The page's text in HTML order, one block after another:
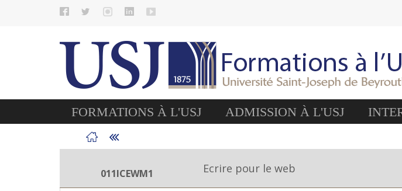
FORMATIONS À L'USJ ADMISSION À L'USJ
011ICEWM1 Ecrire pour le web